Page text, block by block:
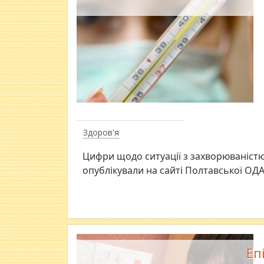
Здоров'я
Цифри щодо ситуації з захворюваністю
опублікували на сайті Полтавської